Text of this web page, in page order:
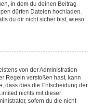
in dem du deinen Beitrag
dürfen Dateien hochladen.
du dir nicht sicher bist, wieso
von der Administration
Regeln verstoßen hast, kann
dass dies die Entscheidung der
nichts mit dieser
sofern du die nicht